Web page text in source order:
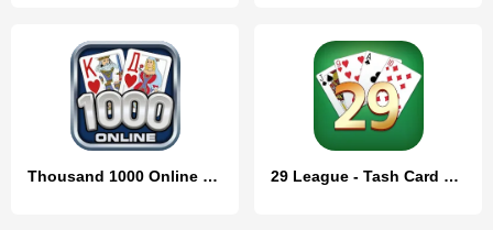
Thousand 1000 Online card game 29 League - Tash Card Game